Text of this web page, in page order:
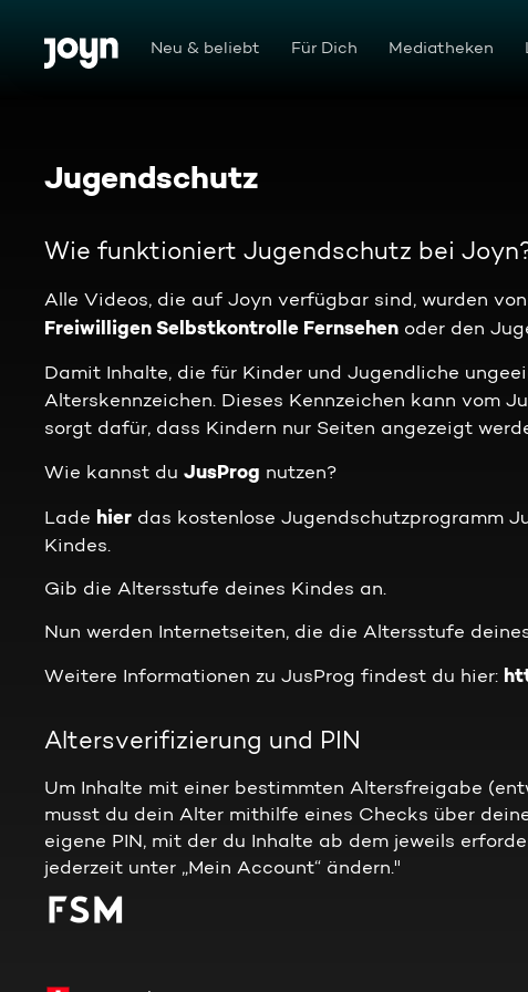
Zum Inhalt springen
Barrierefrei Neu & beliebt Für Dich Mediatheken
Jugendschutz
Wie funktioniert Jugendschutz bei
Alle Videos, die auf Joyn verfügbar sind, wurden
Freiwilligen Selbstkontrolle Fernsehen oder den
Damit Inhalte, die für Kinder und Jugendliche
Alterskennzeichen. Dieses Kennzeichen kann vom
sorgt dafür, dass Kindern nur Seiten angezeigt
Wie kannst du JusProg nutzen?
Lade hier das kostenlose Jugendschutzprogramm
Kindes.
Gib die Altersstufe deines Kindes an.
Nun werden Internetseiten, die die Altersstufe
Weitere Informationen zu JusProg findest du hier:
Altersverifizierung und PIN
Um Inhalte mit einer bestimmten Altersfreigabe
musst du dein Alter mithilfe eines Checks über
eigene PIN, mit der du Inhalte ab dem jeweils
jederzeit unter „Mein Account“ ändern."